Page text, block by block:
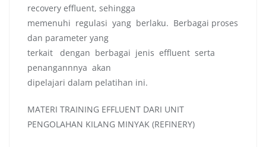
recovery effluent, sehingga
memenuhi regulasi yang berlaku. Berbagai proses
dan parameter yang
terkait dengan berbagai jenis effluent serta
penangannnya akan
dipelajari dalam pelatihan ini.
MATERI TRAINING EFFLUENT DARI UNIT
PENGOLAHAN KILANG MINYAK (REFINERY)